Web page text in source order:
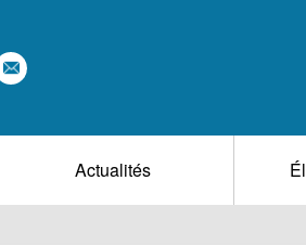
Actualités